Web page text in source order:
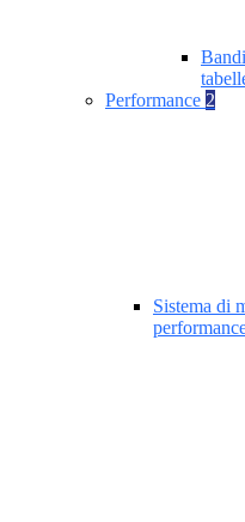
Performance 2
Sistema di